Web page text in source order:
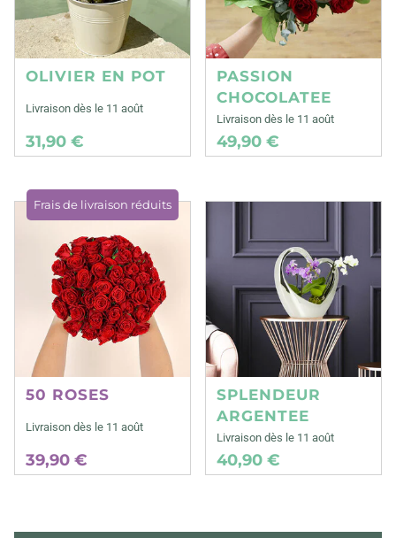
OLIVIER EN POT
Livraison dès le 11 août
31,90 €
PASSION
CHOCOLATEE
Livraison dès le 11 août
49,90 €
Frais de livraison réduits
50 ROSES
Livraison dès le 11 août
39,90 €
SPLENDEUR
ARGENTEE
Livraison dès le 11 août
40,90 €